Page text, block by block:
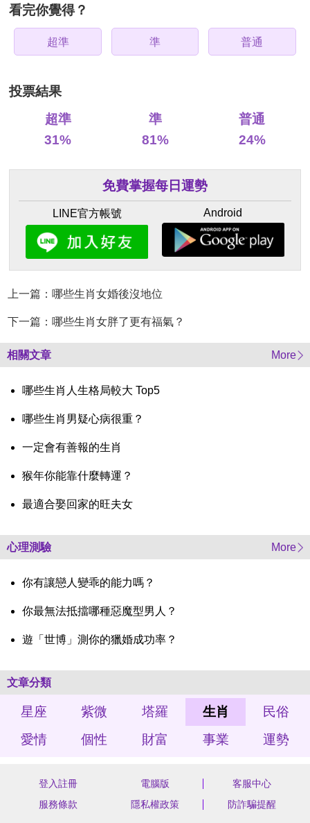
看完你覺得？
超準 準 普通
投票結果
超準
31%
準
81%
普通
24%
免費掌握每日運勢
LINE官方帳號 Android
上一篇：哪些生肖女婚後沒地位
下一篇：哪些生肖女胖了更有福氣？
相關文章 More
哪些生肖人生格局較大 Top5
哪些生肖男疑心病很重？
一定會有善報的生肖
猴年你能靠什麼轉運？
最適合娶回家的旺夫女
心理測驗 More
你有讓戀人變乖的能力嗎？
你最無法抵擋哪種惡魔型男人？
遊「世博」測你的獵婚成功率？
文章分類
星座 紫微 塔羅 生肖
民俗
愛情
個性 財富 事業 運勢
登入註冊 電腦版
客服中心
服務條款
隱私權政策 防詐騙提醒